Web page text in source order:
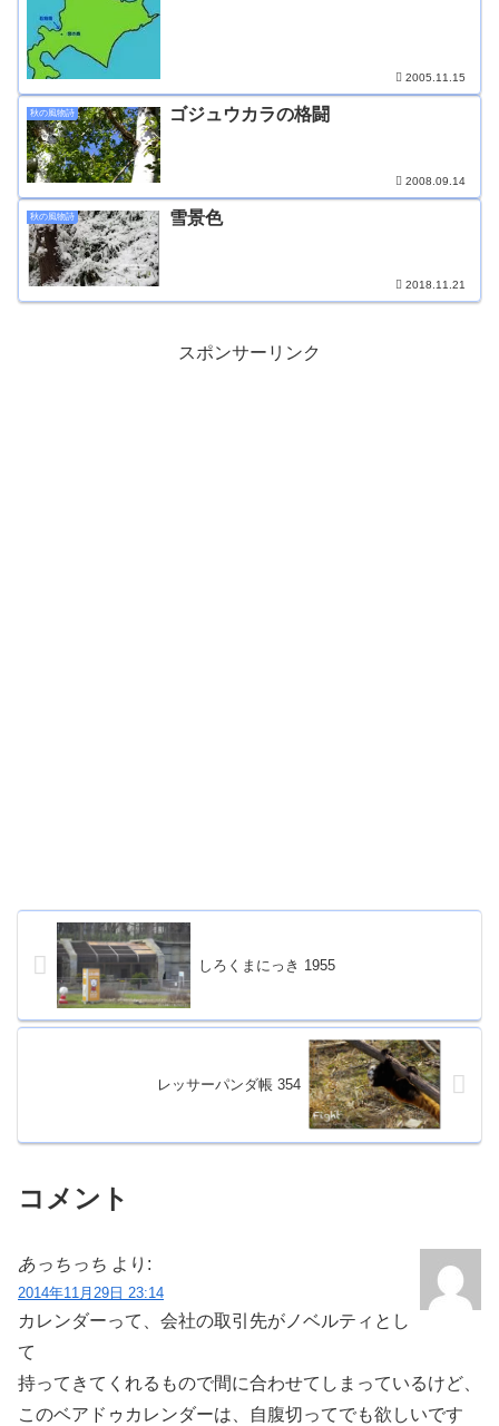
2005.11.15
秋の風物詩 ゴジュウカラの格闘
2008.09.14
秋の風物詩 雪景色
2018.11.21
スポンサーリンク
しろくまにっき 1955
レッサーパンダ帳 354
コメント
あっちっち より:
2014年11月29日 23:14
カレンダーって、会社の取引先がノベルティとし
て
持ってきてくれるもので間に合わせてしまっているけど、
このベアドゥカレンダーは、自腹切ってでも欲しいです